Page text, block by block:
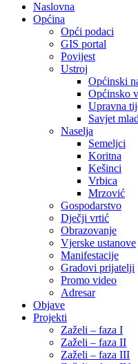
Naslovna
Općina
Opći podaci
GIS portal
Povijest
Ustroj
Općinski
Općinsko
Upravna
Savjet
Naselja
Semeljci
Koritna
Kešinci
Vrbica
Mrzović
Gospodarstvo
Dječji vrtić
Obrazovanje
Vjerske ustanove
Manifestacije
Gradovi prijatelji
Promo video
Adresar
Objave
Projekti
Zaželi – faza I
Zaželi – faza II
Zaželi – faza III